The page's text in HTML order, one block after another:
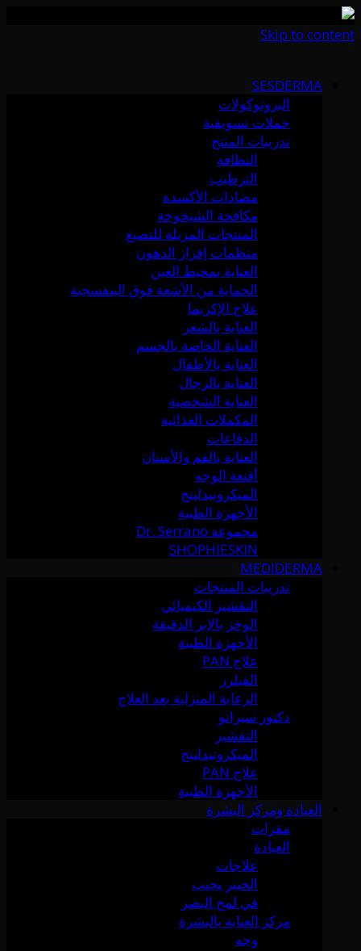
Skip to content
SESDERMA
البروتوكولات
حملات تسويقية
تدريبات المنتج
النظافة
الترطيب
مضادات الأكسدة
مكافحة الشيخوخة
المنتجات المزيلة للتصبغ
منظمات إفراز الدهون
العناية بمحيط العين
الحماية من الأشعة فوق البنفسجية
علاج الإكزيما
العناية بالشعر
العناية الخاصة بالجسم
العناية بالأطفال
العناية بالرجال
العناية الشخصية
المكملات الغذائية
الدفاعات
العناية بالفم والأسنان
أقنعة الوجه
الميكرونيدلينج
الأجهزة الطبية
مجموعة Dr. Serrano
SHOPHIESKIN
MEDIDERMA
تدريبات المنتجات
التقشير الكيميائي
الوخز بالإبر الدقيقة
الأجهزة الطبية
علاج PAN
الفيلرز
الرعاية المنزلية بعد العلاج
دكتور سيرانو
التقشير
الميكرونيدلينج
علاج PAN
الأجهزة الطبية
العيادة ومركز البشرة
مقرات
العيادة
علاجات
الخبير يجيب
في لمح البصر
مركز العناية بالبشرة
وجه